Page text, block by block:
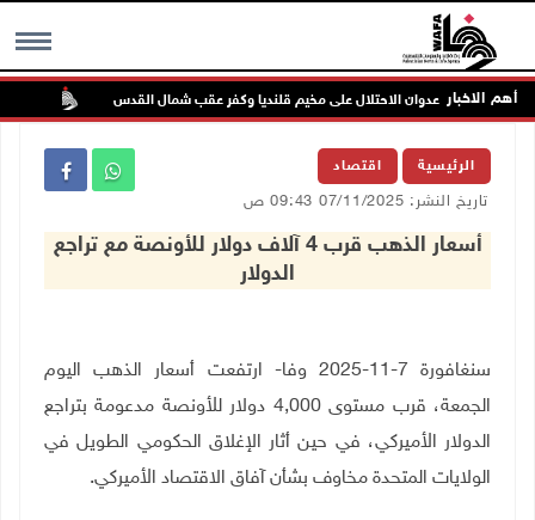
MENU أهم الاخبار
الرئيسية اقتصاد
تاريخ النشر: 07/11/2025 09:43 ص
أسعار الذهب قرب 4 آلاف دولار للأونصة مع تراجع
الدولار
سنغافورة 7-11-2025 وفا- ارتفعت أسعار الذهب اليوم
الجمعة، قرب مستوى 4,000 دولار للأونصة مدعومة بتراجع
الدولار الأميركي، في حين أثار الإغلاق الحكومي الطويل في
الولايات المتحدة مخاوف بشأن آفاق الاقتصاد الأميركي.